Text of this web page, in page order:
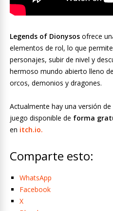
Legends of Dionysos ofrece
elementos de rol, lo que
personajes, subir de nivel y
hermoso mundo abierto lleno
orcos, demonios y dragones.
Actualmente hay una versión de
juego disponible de forma
en itch.io.
Comparte esto:
WhatsApp
Facebook
X